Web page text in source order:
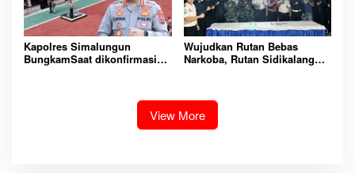
Kapolres Simalungun
BungkamSaat dikonfirmasi
Dikecamatan gunung malela
Wujudkan Rutan Bebas
Narkoba, Rutan Sidikalang
View More